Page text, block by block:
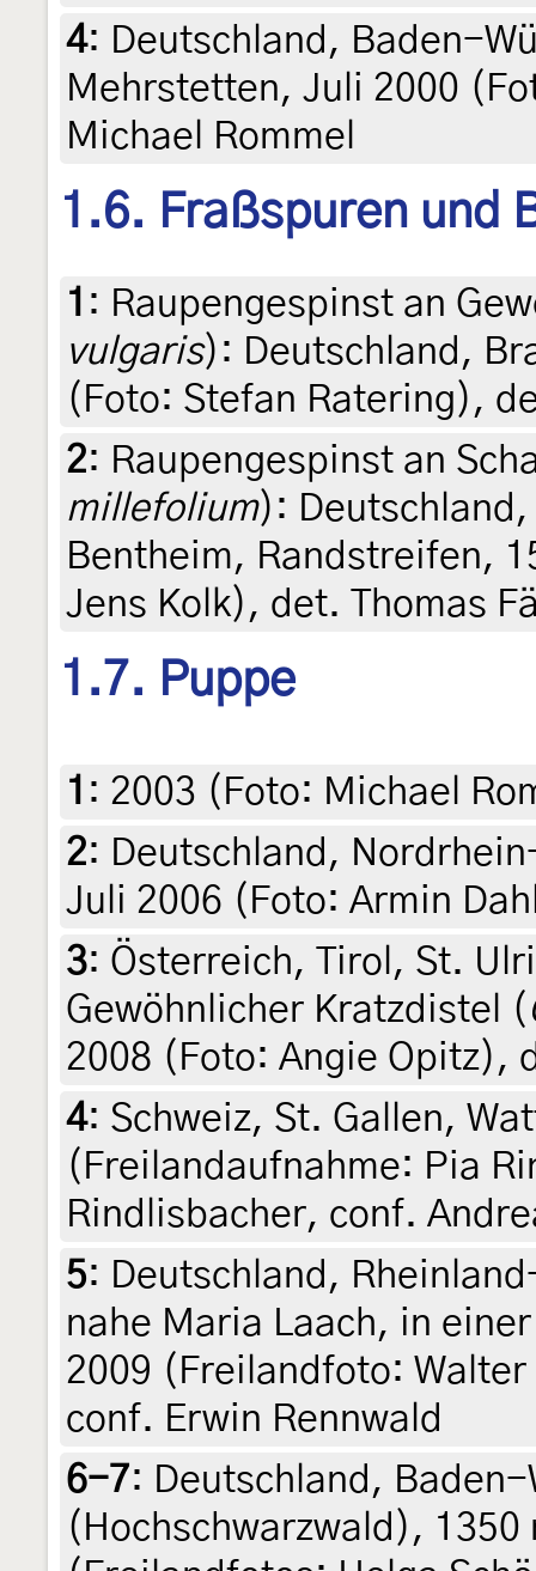
4: Deutschland, Baden-
Mehrstetten, Juli 2000
Michael Rommel
1.6. Fraßspuren und
1 : Raupengespinst an
vulgaris): Deutschland,
(Foto: Stefan Ratering),
2: Raupengespinst an
millefolium):
Bentheim, Randstreifen,
Jens Kolk), det. Thomas
1.7. Puppe
1 : 2003 (Foto: Michael
2: Deutschland,
Juli 2006 (Foto: Armin
3: Österreich, Tirol, St.
Gewöhnlicher Kratzdistel (
2008 (Foto: Angie Opitz),
4: Schweiz, St. Gallen,
(Freilandaufnahme: Pia
Rindlisbacher, conf.
5: Deutschland,
nahe Maria Laach, in
2009 (Freilandfoto:
conf. Erwin Rennwald
6-7: Deutschland,
(Hochschwarzwald),